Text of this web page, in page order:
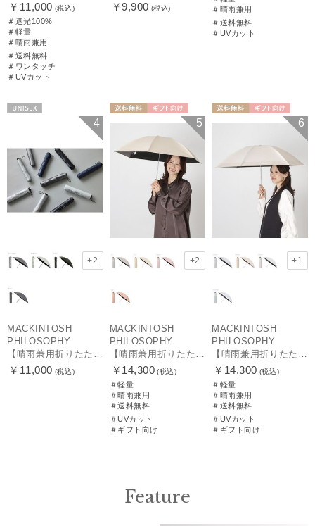
￥11,000 (税込)
＃遮光100%
＃軽量
＃晴雨兼用
＃送料無料
＃ワンタッチ
＃UVカット
￥9,900 (税込)
＃晴雨兼用
＃送料無料
＃UVカット
4
+2
MACKINTOSH
PHILOSOPHY
【晴雨兼用折りたたみ日傘】マッキントッシュ フィロソフィー(MACKINTOSH PHILOSOPHY) バーブレラ サンプロテクトシリーズ（SUNPROTECT）無地 軽量 遮熱 遮光100 60
￥11,000 (税込)
ギフト向け
5
+2
MACKINTOSH
PHILOSOPHY
【晴雨兼用折りたたみ日傘】マッキントッシュ フィロソフィー (MACKINTOSH PHILOSOPHY)シャンブレーワンポイントロゴ
￥14,300 (税込)
＃軽量
＃晴雨兼用
＃送料無料
＃UVカット
＃ギフト向け
ギフト向け
6
+1
MACKINTOSH
PHILOSOPHY
【晴雨兼用折りたたみ日傘】マッキントッシュ フィロソフィー (MACKINTOSH PHILOSOPHY) ボーダー
￥14,300 (税込)
＃軽量
＃晴雨兼用
＃送料無料
＃UVカット
＃ギフト向け
Feature